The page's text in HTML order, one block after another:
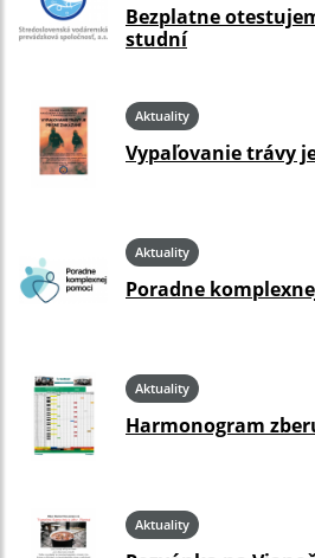
Bezplatne
studní
Aktuality
Vypaľovanie trávy
Aktuality
Poradne
Aktuality
Harmonogram
Aktuality